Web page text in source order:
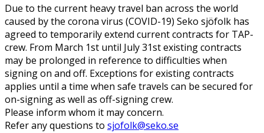
Due to the current heavy travel ban across the world
caused by the corona virus (COVID-19) Seko sjöfolk has
agreed to temporarily extend current contracts for TAP-
crew. From March 1st until July 31st existing contracts
may be prolonged in reference to difficulties when
signing on and off. Exceptions for existing contracts
applies until a time when safe travels can be secured for
on-signing as well as off-signing crew.
Please inform whom it may concern.
Refer any questions to sjofolk@seko.se